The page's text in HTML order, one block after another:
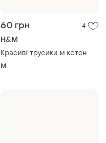
60 грн 4
H&M
Красиві трусики м котон
M